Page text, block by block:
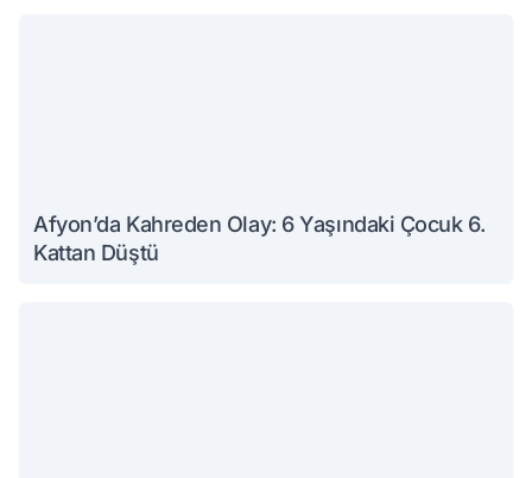
Afyon’da Kahreden Olay: 6 Yaşındaki Çocuk 6.
Kattan Düştü